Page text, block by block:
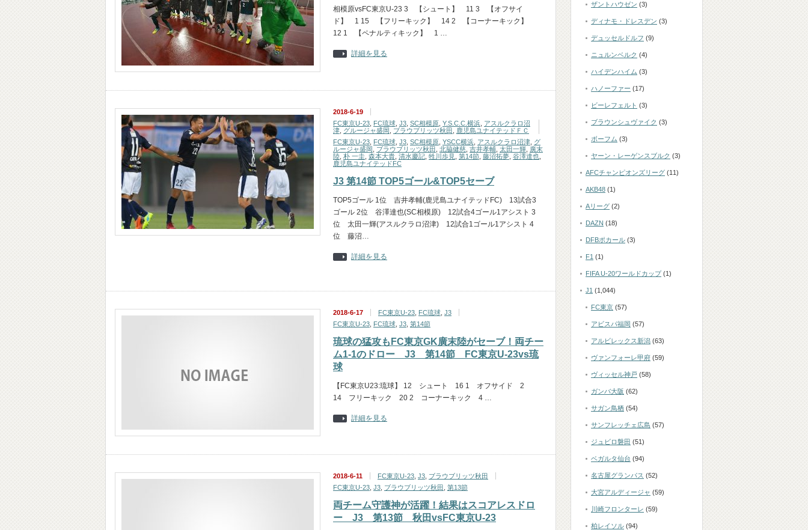
相模原vsFC東京U-23 3 【シュート】 11 3 【オフサイ
ド】 1 15 【フリーキック】 14 2 【コーナーキック】
12 1 【ペナルティキック】 1 …
詳細を見る
2018-6-19
FC東京U-23 FC琉球 J3 SC相模原 Y.S.C.C.横浜 アスルクラロ沼
津 グルージャ盛岡 ブラウブリッツ秋田
鹿児島ユナイテッドＦＣ
FC東京U-23 FC琉球 J3 SC相模原 YSCC横浜 アスルクラロ沼津 グ
ルージャ盛岡
ブラウブリッツ秋田 北脇健慈 吉井孝輔 太田一輝 廣末
陸 朴 一圭 森本大貴 清水慶記 牲川歩見 第14節 藤沼拓夢 谷澤達也
鹿児島ユナイテッドFC
J3 第14節 TOP5ゴール&TOP5セーブ
TOP5ゴール 1位 吉井孝輔(鹿児島ユナイテッドFC) 13試合3
ゴール 2位 谷澤達也(SC相模原) 12試合4ゴール1アシスト 3
位 太田一輝(アスルクラロ沼津) 12試合1ゴール1アシスト 4
位 藤沼…
詳細を見る
2018-6-17 FC東京U-23 FC琉球 J3
FC東京U-23 FC琉球 J3 第14節
琉球の猛攻もFC東京GK廣末陸がセーブ！両チー
ム1-1のドロー J3 第14節 FC東京U-23vs琉
球
【FC東京U23:琉球】 12 シュート 16 1 オフサイド 2
14 フリーキック 20 2 コーナーキック 4 …
詳細を見る
2018-6-11 FC東京U-23 J3 ブラウブリッツ秋田
FC東京U-23 J3 ブラウブリッツ秋田 第13節
両チーム守護神が活躍！結果はスコアレスドロ
ー J3 第13節 秋田vsFC東京U-23
ザントハウゼン (3)
ディナモ・ドレスデン (3)
デュッセルドルフ (9)
ニュルンベルク (4)
ハイデンハイム (3)
ハノーファー (17)
ビーレフェルト (3)
ブラウンシュヴァイク (3)
ボーフム (3)
ヤーン・レーゲンスブルク (3)
AFCチャンピオンズリーグ (11)
AKB48 (1)
Aリーグ (2)
DAZN (18)
DFBポカール (3)
F1 (1)
FIFA U-20ワールドカップ(1)
J1 (1,044)
FC東京 (57)
アビスパ福岡 (57)
アルビレックス新潟 (63)
ヴァンフォーレ甲府 (59)
ヴィッセル神戸 (58)
ガンバ大阪 (62)
サガン鳥栖 (54)
サンフレッチェ広島 (57)
ジュビロ磐田 (51)
ベガルタ仙台 (94)
名古屋グランパス (52)
大宮アルディージャ (59)
川崎フロンターレ (59)
柏レイソル (94)